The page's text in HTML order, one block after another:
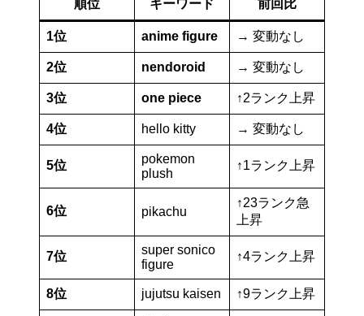
順位 キーワード 前回比
1位 anime figure → 変動なし
2位 nendoroid → 変動なし
3位 one piece ↑2ランク上昇
4位 hello kitty → 変動なし
5位
pokemon
plush
↑1ランク上昇
6位 pikachu
↑23ランク急
上昇
7位
super sonico
figure
↑4ランク上昇
8位 jujutsu kaisen ↑9ランク上昇